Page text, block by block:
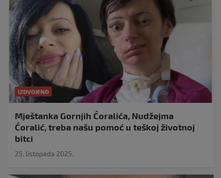
IZDVOJENO
Mještanka Gornjih Ćoralića, Nudžejma
Ćoralić, treba našu pomoć u teškoj životnoj
bitci
25. listopada 2025.